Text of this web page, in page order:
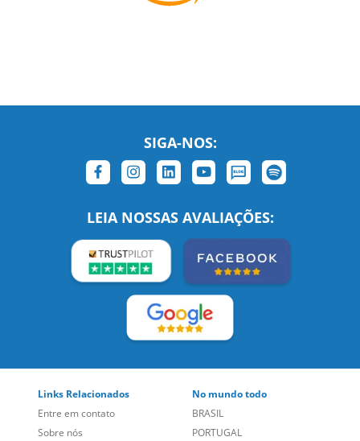
SIGA-NOS:
LEIA NOSSAS AVALIAÇÕES:
Links Relacionados
No mundo todo